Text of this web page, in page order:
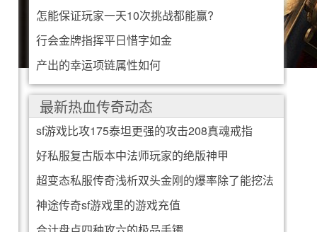
怎能保证玩家一天10次挑战都能赢?
行会金牌指挥平日惜字如金
产出的幸运项链属性如何
最新热血传奇动态
sf游戏比攻175泰坦更强的攻击208真魂戒指
好私服复古版本中法师玩家的绝版神甲
超变态私服传奇浅析双头金刚的爆率除了能挖法
神还能挖什么
神途传奇sf游戏里的游戏充值